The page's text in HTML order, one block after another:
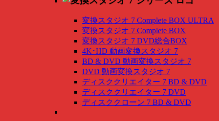
変換スタジオ 7 Complete BOX ULTRA
変換スタジオ 7 Complete BOX
変換スタジオ 7 DVD総合BOX
4K･HD 動画変換スタジオ 7
BD & DVD 動画変換スタジオ 7
DVD 動画変換スタジオ 7
ディスククリエイター 7 BD & DVD
ディスククリエイター 7 DVD
ディスククローン 7 BD & DVD